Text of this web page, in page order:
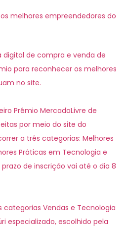
melhores empreendedores do
digital de compra e venda de
para reconhecer os melhores
no site.
Prêmio MercadoLivre de
por meio do site do
a três categorias: Melhores
Práticas em Tecnologia e
de inscrição vai até o dia 8
categorias Vendas e Tecnologia
especializado, escolhido pela